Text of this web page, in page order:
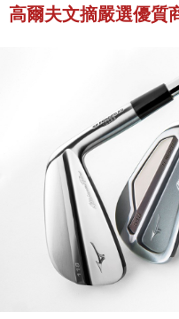
高爾夫文摘嚴選優質